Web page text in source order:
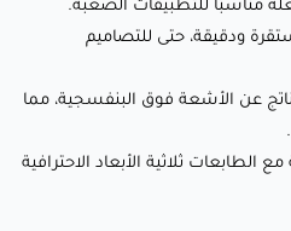
مصممة للمحترفين الذين يحتاجون
الوظيفي. بفضل لونه الرمادي
ومقاومته للأشعة فوق البنفسجية،
المصممين، والصناع. ارفع
الخاصة بك اليوم باستخدام
مناسبًا للتطبيقات الصعبة.
ودقيقة، حتى للتصاميم
عن الأشعة فوق البنفسجية، مما
ثلاثية الأبعاد الاحترافية